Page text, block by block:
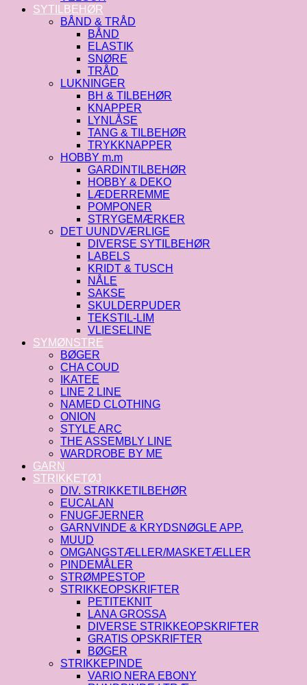
SYTILBEHØR
BÅND & TRÅD
BÅND
ELASTIK
SNØRE
TRÅD
LUKNINGER
BH & TILBEHØR
KNAPPER
LYNLÅSE
TANG & TILBEHØR
TRYKKNAPPER
HOBBY m.m
GARDINTILBEHØR
HOBBY & DEKO
LÆDERREMME
POMPONER
STRYGEMÆRKER
DET UUNDVÆRLIGE
DIVERSE SYTILBEHØR
LABELS
KRIDT & TUSCH
NÅLE
SAKSE
SKULDERPUDER
TEKSTIL-LIM
VLIESELINE
SYMØNSTRE
BØGER
CHA COUD
IKATEE
LINE 2 LINE
NAMED CLOTHING
ONION
STYLE ARC
THE ASSEMBLY LINE
WARDROBE BY ME
GARN
STRIKKETØJ
DIV. STRIKKETILBEHØR
EUCALAN
FNUGFJERNER
GARNVINDE & KRYDSNØGLE APP.
MUUD
OMGANGSTÆLLER/MASKETÆLLER
PINDEMÅLER
STRØMPESTOP
STRIKKEOPSKRIFTER
PETITEKNIT
LANA GROSSA
DIVERSE STRIKKEOPSKRIFTER
GRATIS OPSKRIFTER
BØGER
STRIKKEPINDE
VARIO NERA EBONY